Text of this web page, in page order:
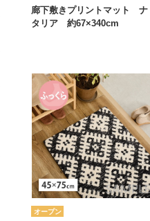
廊下敷きプリントマット ナ
タリア 約67×340cm
オープン